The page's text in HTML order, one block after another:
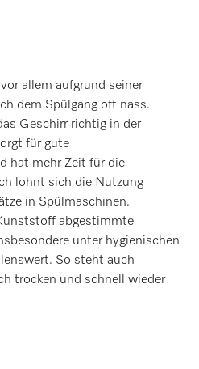
allem aufgrund seiner
dem Spülgang oft nass.
Geschirr richtig in der
für gute
hat mehr Zeit für die
lohnt sich die Nutzung
in Spülmaschinen.
abgestimmte
unter hygienischen
So steht auch
trocken und schnell wieder